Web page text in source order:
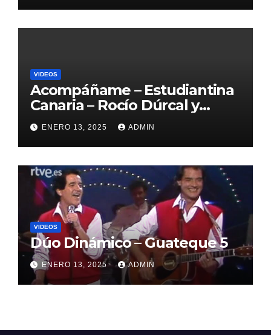
VIDEOS
Acompáñame – Estudiantina
Canaria – Rocío Dúrcal y
Enrique Guzmán
ENERO 13, 2025 ADMIN
VIDEOS
Dúo Dinámico – Guateque 5
ENERO 13, 2025 ADMIN